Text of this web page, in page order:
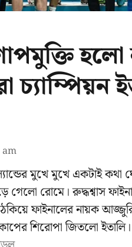
হলো
চ‍্যাম্পিয়ন
am
মুখে মুখে একটাই কথা
গেলো রোমে। রুদ্ধশ্বাস
ফাইনালের নায়ক
শিরোপা জিতলো ইতালি।